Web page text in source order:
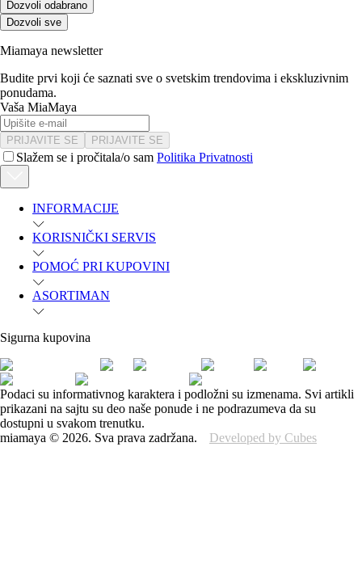
Dozvoli odabrano
Dozvoli sve
Miamaya newsletter
Budite prvi koji će saznati sve o svetskim trendovima i ekskluzivnim
ponudama.
Vaša MiaMaya
PRIJAVITE SE PRIJAVITE SE
Slažem se i pročitala/o sam Politika Privatnosti
INFORMACIJE
KORISNIČKI SERVIS
POMOĆ PRI KUPOVINI
ASORTIMAN
Sigurna kupovina
Podaci su informativnog karaktera i podložni su izmenama. Svi artikli
prikazani na sajtu su deo naše ponude i ne podrazumeva da su
dostupni u svakom trenutku.
miamaya © 2026. Sva prava zadržana. Developed by Cubes